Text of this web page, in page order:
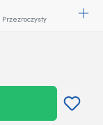
Przezroczysty